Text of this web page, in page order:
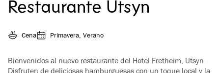
Restaurante Utsyn
Cena Primavera, Verano
Bienvenidos al nuevo restaurante del Hotel Fretheim, Utsyn.
Disfruten de deliciosas hamburguesas con un toque local y la